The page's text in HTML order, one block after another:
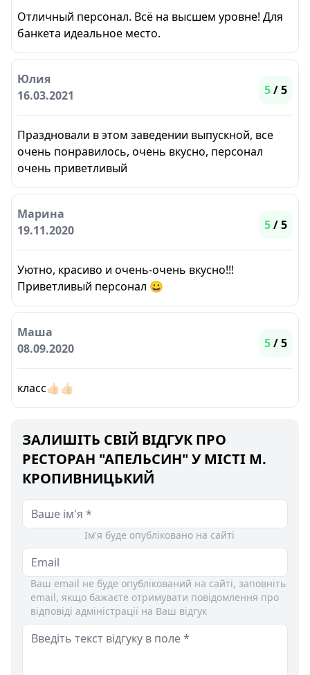
Отличный персонал. Всё на высшем уровне! Для
банкета идеальное место.
Юлия
16.03.2021
5/ 5
Праздновали в этом заведении выпускной, все
очень понравилось, очень вкусно, персонал
очень приветливый
Марина
19.11.2020
5/ 5
Уютно, красиво и очень-очень вкусно!!!
Приветливый персонал 😀
Маша
08.09.2020
5/ 5
класс👍🏻👍🏻
ЗАЛИШІТЬ СВІЙ ВІДГУК ПРО
РЕСТОРАН "АПЕЛЬСИН" У МІСТІ М.
КРОПИВНИЦЬКИЙ
Ім'я буде опубліковано на сайті
Ваш email не буде опублікований на сайті, заповніть
email, якщо бажаєте отримувати повідомлення про
відповіді адміністрації на Ваш відгук